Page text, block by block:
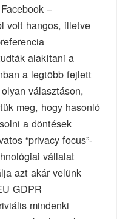
–
volt hangos, illetve
alakítani a
a legtöbb fejlett
választáson,
meg, hogy hasonló
a döntések
“privacy focus”-
vállalat
azt akár velünk
GDPR
mindenki